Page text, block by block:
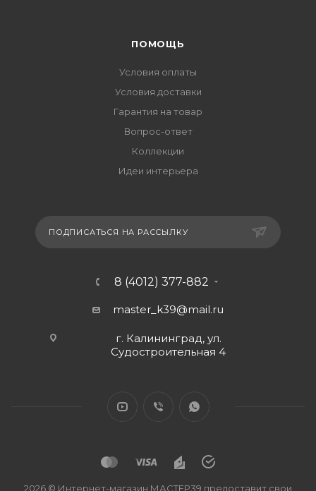
ПОМОЩЬ
Условия оплаты
Условия доставки
Гарантия на товар
Вопрос-ответ
Коллекции
Идеи интерьера
ПОДПИСАТЬСЯ НА РАССЫЛКУ
8 (4012) 377-882
master_k39@mail.ru
г. Калининград, ул.
Судостроительная 4
2026 © Интернет-магазин МАСТЕР39 предоставит свои